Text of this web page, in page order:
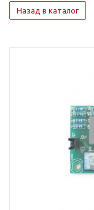
Назад в каталог